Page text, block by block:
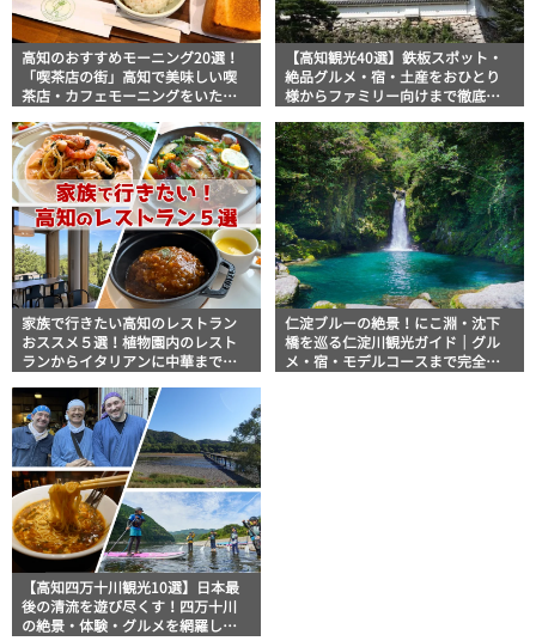
高知のおすすめモーニング20選！
「喫茶店の街」高知で美味しい喫
茶店・カフェモーニングをいただ
【高知観光40選】鉄板スポット・
絶品グルメ・宿・土産をおひとり
様からファミリー向けまで徹底解
家族で行きたい高知のレストラン
おススメ５選！植物園内のレスト
ランからイタリアンに中華まで楽
仁淀ブルーの絶景！にこ淵・沈下
橋を巡る仁淀川観光ガイド｜グル
メ・宿・モデルコースまで完全網
【高知四万十川観光10選】日本最
後の清流を遊び尽くす！四万十川
の絶景・体験・グルメを網羅した